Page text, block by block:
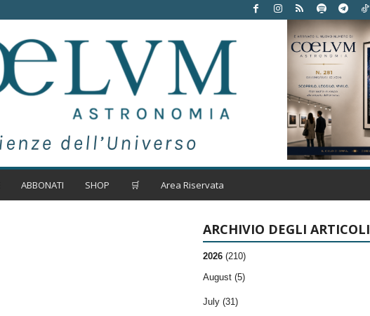
ABBONATI SHOP 🛒 Area Riservata
ARCHIVIO DEGLI ARTICOLI
2026 (210)
August (5)
July (31)